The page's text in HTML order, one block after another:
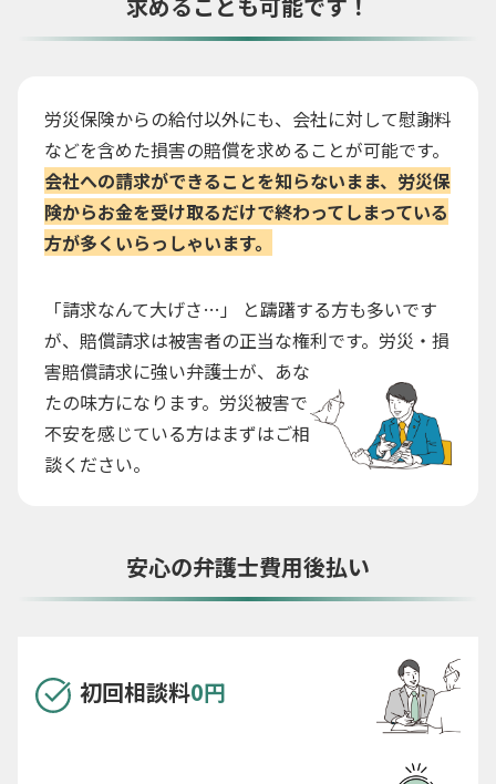
労災保険からの給付以外にも、会社に対して慰謝料
などを含めた損害の賠償を求めることが可能です。
会社への請求ができることを知らないまま、労災保
険からお金を受け取るだけで終わってしまっている
方が多くいらっしゃいます。
「請求なんて大げさ…」 と躊躇する方も多いです
が、賠償請求は被害者の正当な権利です。労災・損
害賠償請求に強い弁護士が、あな
たの味方になります。労災被害で
不安を感じている方はまずはご相
談ください。
安心の弁護士費用後払い
初回相談料0円